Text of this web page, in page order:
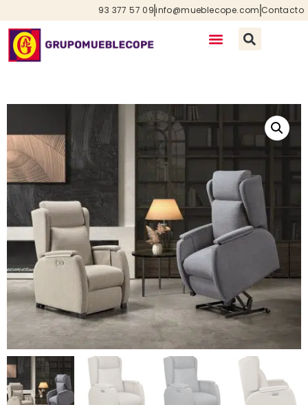
93 377 57 09info@mueblecope.com Contacto